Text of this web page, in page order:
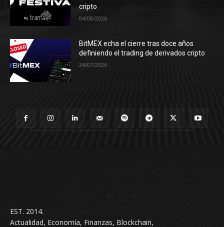
cripto
04/08/2026
BitMEX echa el cierre tras doce años
definiendo el trading de derivados cripto
24/07/2026
EST. 2014.
Actualidad, Economía, Finanzas, Blockchain,